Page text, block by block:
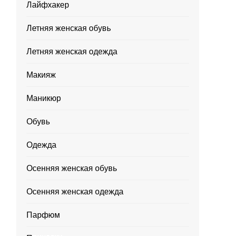
Лайфхакер
Летняя женская обувь
Летняя женская одежда
Макияж
Маникюр
Обувь
Одежда
Осенняя женская обувь
Осенняя женская одежда
Парфюм